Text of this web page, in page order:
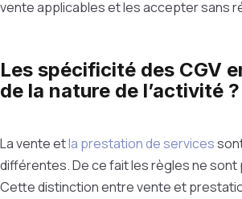
vente applicables et les accepter sans
Les spécificité des CGV
de la nature de l’activité ?
La vente etla prestation de services
différentes. De ce fait les règles ne sont
Cette distinction entre vente et